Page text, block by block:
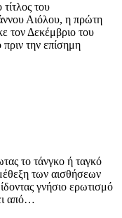
του
Αιόλου, η πρώτη
τον Δεκέμβριο του
την επίσημη
το τάνγκο ή ταγκό
των αισθήσεων
γνήσιο ερωτισμό
από…